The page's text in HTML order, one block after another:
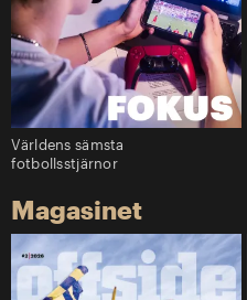
Världens sämsta
fotbollsstjärnor
Magasinet